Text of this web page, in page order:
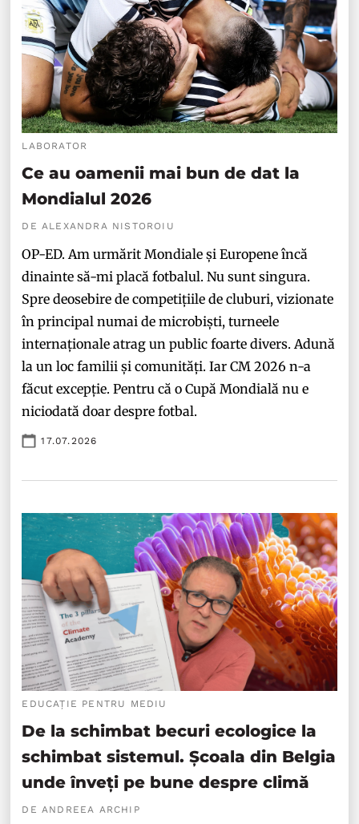
LABORATOR
Ce au oamenii mai bun de dat la
Mondialul 2026
DE ALEXANDRA NISTOROIU
OP-ED. Am urmărit Mondiale și Europene încă
dinainte să-mi placă fotbalul. Nu sunt singura.
Spre deosebire de competițiile de cluburi, vizionate
în principal numai de microbiști, turneele
internaționale atrag un public foarte divers. Adună
la un loc familii și comunități. Iar CM 2026 n-a
făcut excepție. Pentru că o Cupă Mondială nu e
niciodată doar despre fotbal.
17.07.2026
EDUCAȚIE PENTRU MEDIU
De la schimbat becuri ecologice la
schimbat sistemul. Școala din Belgia
unde înveți pe bune despre climă
DE ANDREEA ARCHIP